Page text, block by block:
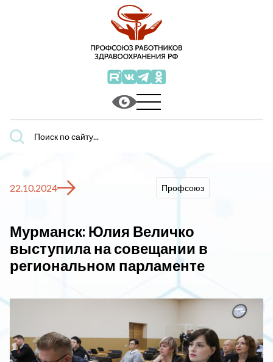
Поиск
по
22.10.2024 Профсоюз
Мурманск: Юлия Величко
выступила на совещании в
региональном парламенте